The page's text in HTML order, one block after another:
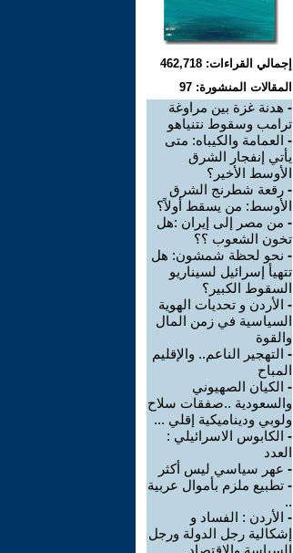
إجمالي القراءات: 462,718
المقالات المنشورة: 97
- هدنة غزة بين مراوغة
ترامب وسقوط نتنياهو
- العمامة والكيباه: متى
يأتي إنفجار الشرق
الأوسط الأخير؟
- رقعة شطرنج الشرق
الأوسط: من يسقط أولاً؟
- من مصر إلى إيران :هل
تخون الشعوب ؟؟
- نحو لحظة شمشون: هل
تتهيأ إسرائيل لسيناريو
السقوط الكبير؟
- الأردن و تحديات الهوية
السياسية في زمن المال
والقوة
- التهجير الناعم.. والإقليم
المباح
- الكيان الصهيوني
والسعودية ..صفقات سلاح
ولوبي وديناميكية إقلي ...
- الكابوس الاسرائيلي :
العدد
- عهر سياسي ليس أكثر
- تطبيع ملزم بأموال عربية
..
- الأردن : الفساد و
إشكالية رجل الدولة ورجل
السياسة والإقتصاد.